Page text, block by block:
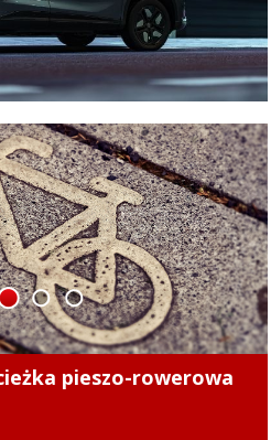
czy kierowcy
2 3 4